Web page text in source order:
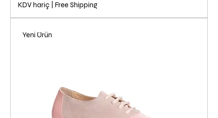
KDV hariç Free Shipping
Yeni Ürün